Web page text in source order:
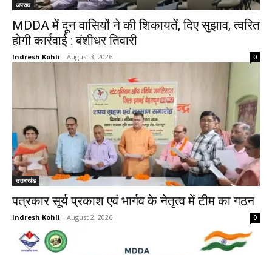
अपराध
MDDA में दून वासियों ने की शिकायतें, दिए सुझाव, त्वरित
होगी कार्रवाई : बंशीधर तिवारी
Indresh Kohli - August 3, 2026 0
उत्तराखंड
पत्रकार सूर्य प्रकाश एवं भार्गव के नेतृत्व में टीम का गठन
Indresh Kohli - August 2, 2026 0